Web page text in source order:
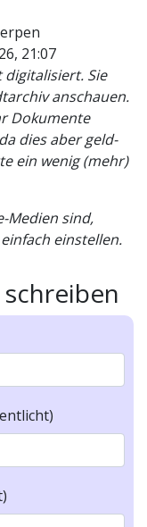
21:07
Sie
anschauen.
Dokumente
dies aber geld-
ein wenig (mehr)
Medien sind,
einstellen.